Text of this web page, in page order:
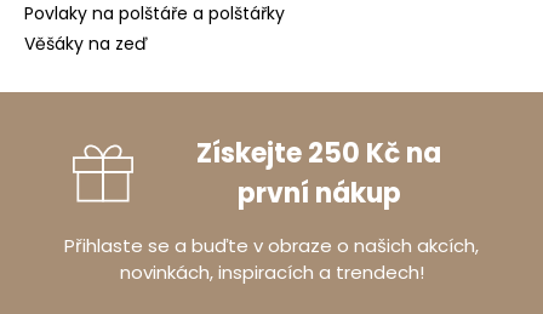
Povlaky na polštáře a polštářky
Věšáky na zeď
Získejte 250 Kč na
první nákup
Přihlaste se a buďte v obraze o našich akcích,
novinkách, inspiracích a trendech!